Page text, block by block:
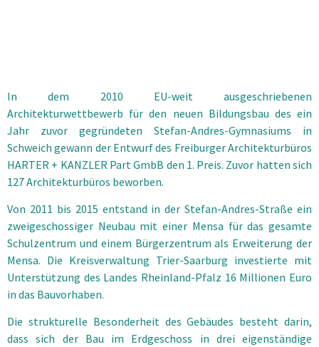
In dem 2010 EU-weit ausgeschriebenen
Architekturwettbewerb für den neuen Bildungsbau des ein
Jahr zuvor gegründeten Stefan-Andres-Gymnasiums in
Schweich gewann der Entwurf des Freiburger Architekturbüros
HARTER + KANZLER Part GmbB den 1. Preis. Zuvor hatten sich
127 Architekturbüros beworben.
Von 2011 bis 2015 entstand in der Stefan-Andres-Straße ein
zweigeschossiger Neubau mit einer Mensa für das gesamte
Schulzentrum und einem Bürgerzentrum als Erweiterung der
Mensa. Die Kreisverwaltung Trier-Saarburg investierte mit
Unterstützung des Landes Rheinland-Pfalz 16 Millionen Euro
in das Bauvorhaben.
Die strukturelle Besonderheit des Gebäudes besteht darin,
dass sich der Bau im Erdgeschoss in drei eigenständige